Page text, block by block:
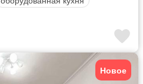
Новое